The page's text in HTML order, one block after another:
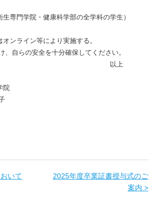
専門学院・健康科学部の全学科の学生）
ンライン等により実施する。
、自らの安全を十分確保してください。
上
年１月２１日
院
いて
2025年度卒業証書授与式のご
案内 >